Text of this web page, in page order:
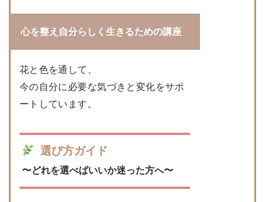
心を整え自分らしく生きるための講座
花と色を通して、
今の自分に必要な気づきと変化をサポ
ートしています。
選び方ガイド
〜どれを選べばいいか迷った方へ〜